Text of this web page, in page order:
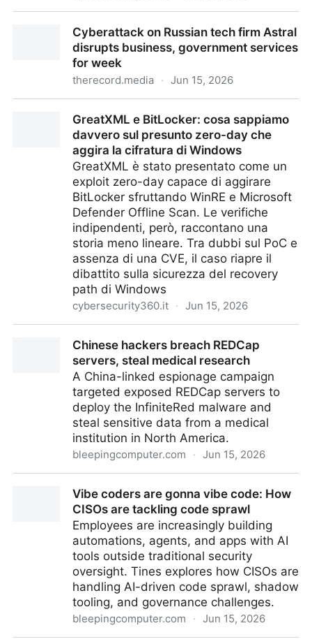
come difendersi dal finto ransomware
Cyberattack on Russian tech firm Astral
disrupts business, government services
for week
therecord.media · Jun 15, 2026
business, government services for week
GreatXML e BitLocker: cosa sappiamo
davvero sul presunto zero-day che
aggira la cifratura di Windows
GreatXML è stato presentato come un
exploit zero-day capace di aggirare
BitLocker sfruttando WinRE e Microsoft
Defender Offline Scan. Le verifiche
indipendenti, però, raccontano una
storia meno lineare. Tra dubbi sul PoC e
assenza di una CVE, il caso riapre il
dibattito sulla sicurezza del recovery
path di Windows
cybersecurity360.it · Jun 15, 2026
presunto zero-day che aggira la cifratura di Windows
Chinese hackers breach REDCap
servers, steal medical research
A China-linked espionage campaign
targeted exposed REDCap servers to
deploy the InfiniteRed malware and
steal sensitive data from a medical
institution in North America.
bleepingcomputer.com · Jun 15, 2026
medical researchVibe coders are gonna vibe code: How
CISOs are tackling code sprawl
Employees are increasingly building
automations, agents, and apps with AI
tools outside traditional security
oversight. Tines explores how CISOs are
handling AI-driven code sprawl, shadow
tooling, and governance challenges.
bleepingcomputer.com · Jun 15, 2026